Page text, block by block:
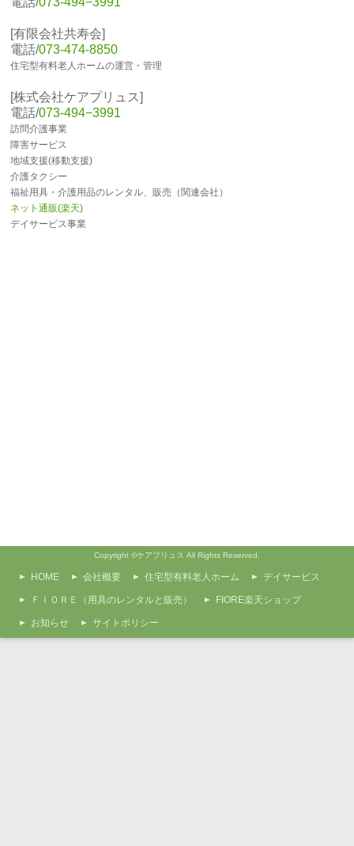
[有限会社共寿会]
電話/073-474-8850
住宅型有料老人ホームの運営・管理
[株式会社ケアプリュス]
電話/073-494−3991
訪問介護事業
障害サービス
地域支援(移動支援)
介護タクシー
福祉用具・介護用品のレンタル、販売（関連会社）
ネット通販(楽天)
デイサービス事業
Copyright ©ケアプリュス All Rights Reserved.
HOME 会社概要 住宅型有料老人ホーム デイサービス
ＦＩＯＲＥ（用具のレンタルと販売） FIORE楽天ショップ
お知らせ サイトポリシー